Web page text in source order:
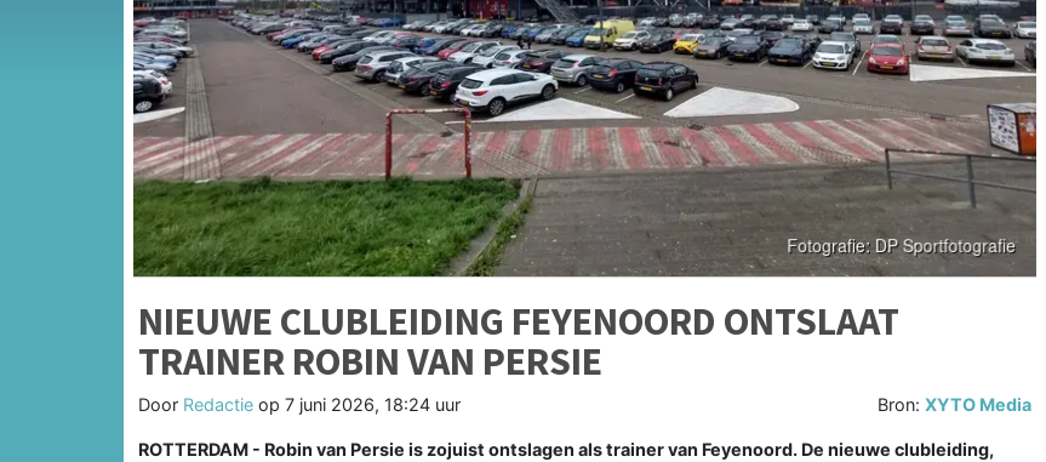
NIEUWE CLUBLEIDING FEYENOORD ONTSLAAT
TRAINER ROBIN VAN PERSIE
Door Redactie op 7 juni 2026, 18:24 uur Bron:XYTO Media
ROTTERDAM - Robin van Persie is zojuist ontslagen als trainer van Feyenoord. De nieuwe clubleiding,